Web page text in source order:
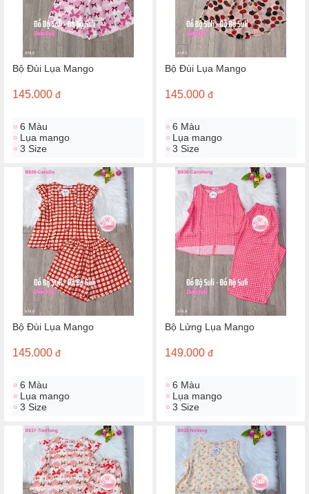
Bộ Đùi Lụa Mango
145.000 đ
6 Màu
Lụa mango
3 Size
Bộ Đùi Lụa Mango
145.000 đ
6 Màu
Lụa mango
3 Size
Bộ Đùi Lụa Mango
145.000 đ
6 Màu
Lụa mango
3 Size
Bộ Lửng Lụa Mango
149.000 đ
6 Màu
Lụa mango
3 Size